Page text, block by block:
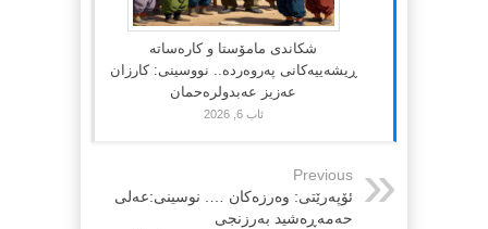
شکاندی مامۆستا و کارەساتە
ڕیشەییەکانی پەروەردە.. نووسینی: کارزان
عەزیز عەبدولرەحمان
ئاب 6, 2026
Previous
ئۆپەرێتی: وەرزەکان …. نوسینی:عەلی
حەمەڕەشید بەرزنجی